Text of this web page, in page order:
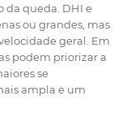
da queda. DHI e
ou grandes, mas
geral. Em
podem priorizar a
se
ampla e um